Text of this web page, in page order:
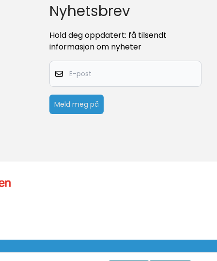
Nyhetsbrev
Hold deg oppdatert: få tilsendt
informasjon om nyheter
E-post
Meld meg på